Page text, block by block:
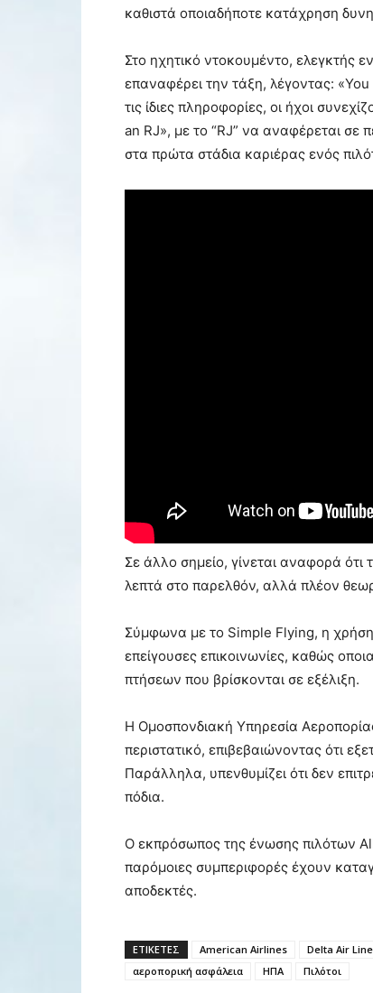
καθιστά οποιαδήποτε κατάχρηση
Στο ηχητικό ντοκουμέντο, ελεγκτής
επαναφέρει την τάξη, λέγοντας:
τις ίδιες πληροφορίες, οι ήχοι
an RJ», με το “RJ” να αναφέρεται σε
στα πρώτα στάδια καριέρας ενός
Σε άλλο σημείο, γίνεται αναφορά ότι
λεπτά στο παρελθόν, αλλά πλέον
Σύμφωνα με το Simple Flying, η χρήση
επείγουσες επικοινωνίες, καθώς
πτήσεων που βρίσκονται σε εξέλιξη.
Η Ομοσπονδιακή Υπηρεσία
περιστατικό, επιβεβαιώνοντας ότι
Παράλληλα, υπενθυμίζει ότι δεν
πόδια.
Ο εκπρόσωπος της ένωσης πιλότων
παρόμοιες συμπεριφορές έχουν
αποδεκτές.
ΕΤΙΚΕΤΕΣ American Airlines Delta Air
αεροπορική ασφάλεια
ΗΠΑ Πιλότοι